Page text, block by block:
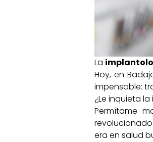
La
Hoy, en
impensable:
¿Le inquieta
Permítame
era en salud